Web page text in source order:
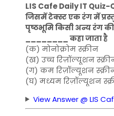
LIS Cafe Daily IT Quiz-
जिसमें टेक्स्ट एक रंग में
पृष्ठभूमि किसी अन्य रंग की
________ कहा जाता है
(क) मोनोक्रोम स्क्रीन
(ख) उच्च रिज़ॉल्यूशन
(ग) कम रिज़ॉल्यूशन
(घ) मध्यम रिज़ॉल्यूशन
View Answer @ LIS